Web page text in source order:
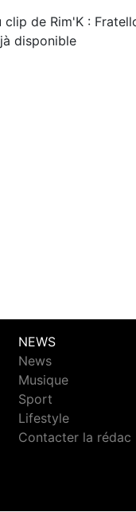
de Rim'K :
disponible
NEWS
News
Musique
Sport
Lifestyle
Contacter la rédac